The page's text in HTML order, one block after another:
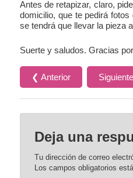
Antes de retapizar, claro,
domicilio, que te pedirá
se tendrá que llevar la pieza
Suerte y saludos. Gracias
❮ Anterior
Deja una
Tu dirección de correo
Los campos obligatorios